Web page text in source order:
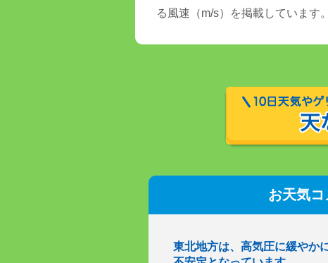
る風速（m/s）を掲載しています。
お天気コ
東北地方は、高気圧に緩やか